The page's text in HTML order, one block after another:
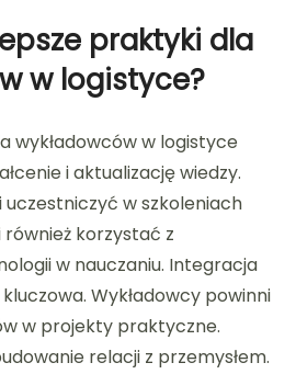
praktyki dla
w logistyce?
wykładowców w logistyce
i aktualizację wiedzy.
uczestniczyć w szkoleniach
korzystać z
w nauczaniu. Integracja
Wykładowcy powinni
w projekty praktyczne.
relacji z przemysłem.